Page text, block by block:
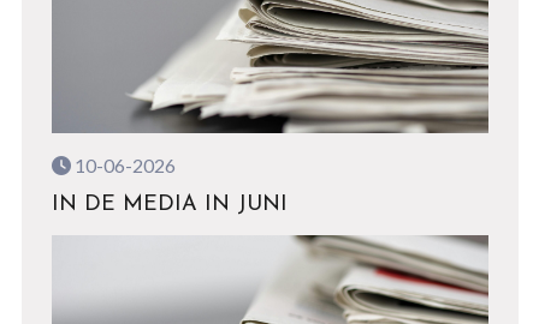
10-06-2026
IN DE MEDIA IN JUNI